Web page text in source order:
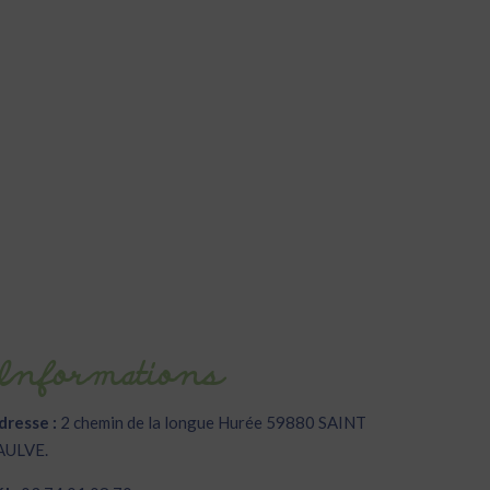
: 2 chemin de la longue Hurée 59880 SAINT